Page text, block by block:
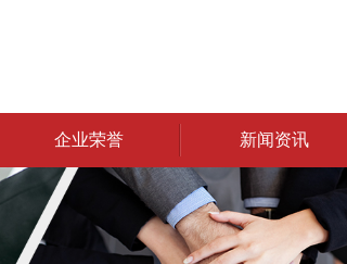
企业荣誉 新闻资讯